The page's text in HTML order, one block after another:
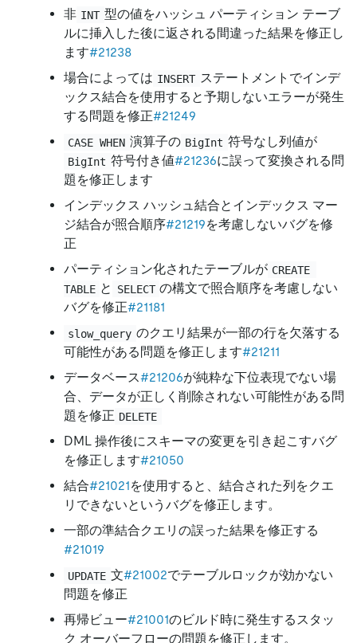
非 INT 型の値をハッシュ パーティション テーブ
ルに挿入した後に返される間違った結果を修正し
ます#21238
場合によっては INSERT ステートメントでインデ
ックス結合を使用すると予期しないエラーが発生
する問題を修正#21249
CASE WHEN 演算子の BigInt 符号なし列値が
BigInt 符号付き値#21236に誤って変換される問
題を修正します
インデックス ハッシュ結合とインデックス マー
ジ結合が照合順序#21219を考慮しないバグを修
正
パーティション化されたテーブルが CREATE
TABLE と SELECT の構文で照合順序を考慮しない
バグを修正#21181
slow_query のクエリ結果が一部の行を欠落する
可能性がある問題を修正します#21211
データベース#21206が純粋な下位表現でない場
合、データが正しく削除されない可能性がある問
題を修正 DELETE
DML 操作後にスキーマの変更を引き起こすバグ
を修正します#21050
結合#21021を使用すると、結合された列をクエ
リできないというバグを修正します。
一部の準結合クエリの誤った結果を修正する
#21019
UPDATE 文#21002でテーブルロックが効かない
問題を修正
再帰ビュー#21001のビルド時に発生するスタッ
ク オーバーフローの問題を修正します。